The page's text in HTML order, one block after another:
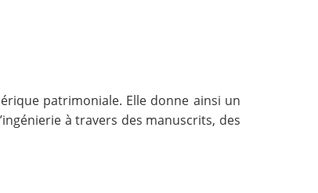
patrimoniale. Elle donne ainsi un
à travers des manuscrits, des